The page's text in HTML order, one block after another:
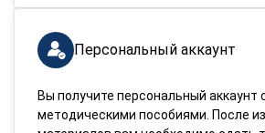
Персональный аккаунт
Вы получите персональный аккаунт
методическими пособиями. После